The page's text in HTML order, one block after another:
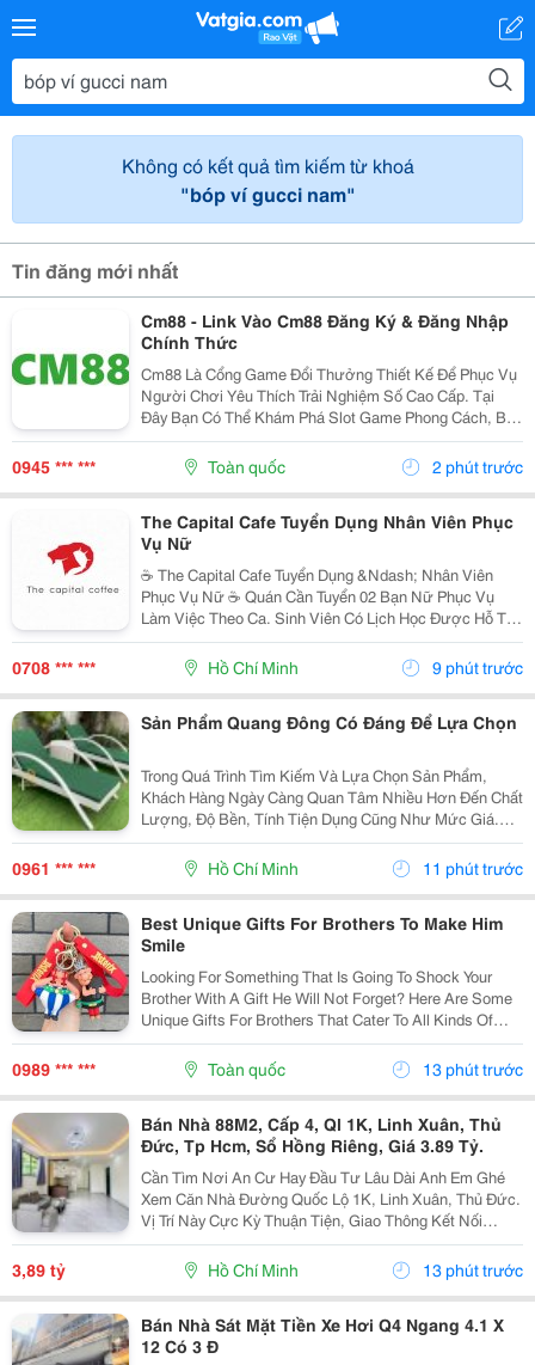
Không có kết quả tìm kiếm từ khoá
"bóp ví gucci nam"
Tin đăng mới nhất
Cm88 - Link Vào Cm88 Đăng Ký & Đăng Nhập
Chính Thức
Cm88 Là Cổng Game Đổi Thưởng Thiết Kế Để Phục Vụ
Người Chơi Yêu Thích Trải Nghiệm Số Cao Cấp. Tại
Đây Bạn Có Thể Khám Phá Slot Game Phong Cách, Bắn
Cá Sống Động, Thể Thao,... Và Nhiều Trò Đổi Thưởng
Khác. Giao Diện Thân Thiện, Tốc Độ Mượt Mà Trên...
0945 *** *** Toàn quốc 2 phút trước
The Capital Cafe Tuyển Dụng Nhân Viên Phục
Vụ Nữ
☕️ The Capital Cafe Tuyển Dụng &Ndash; Nhân Viên
Phục Vụ Nữ ☕️ Quán Cần Tuyển 02 Bạn Nữ Phục Vụ
Làm Việc Theo Ca. Sinh Viên Có Lịch Học Được Hỗ Trợ
Sắp Xếp Ca Linh Động. ✨ Yêu Cầu &Bull; Nữ, Tuổi Từ
18 &Ndash; 20 &Bull; Nhiệt Tình, Vui Vẻ, Hòa...
0708 *** *** Hồ Chí Minh 9 phút trước
Sản Phẩm Quang Đông Có Đáng Để Lựa Chọn
Trong Quá Trình Tìm Kiếm Và Lựa Chọn Sản Phẩm,
Khách Hàng Ngày Càng Quan Tâm Nhiều Hơn Đến Chất
Lượng, Độ Bền, Tính Tiện Dụng Cũng Như Mức Giá.
Thay Vì Chỉ Dựa Vào Quảng Cáo Hoặc Thông Tin Từ
Người Bán, Nhiều Người Có Xu Hướng Tìm Hiểu Thêm
Thông Tin...
0961 *** *** Hồ Chí Minh 11 phút trước
Best Unique Gifts For Brothers To Make Him
Smile
Looking For Something That Is Going To Shock Your
Brother With A Gift He Will Not Forget? Here Are Some
Unique Gifts For Brothers That Cater To All Kinds Of
Personalities And Interests. You Can Find Everything
From Fashionable Accessories And Fun...
0989 *** *** Toàn quốc 13 phút trước
Bán Nhà 88M2, Cấp 4, Ql 1K, Linh Xuân, Thủ
Đức, Tp Hcm, Sổ Hồng Riêng, Giá 3.89 Tỷ.
Cần Tìm Nơi An Cư Hay Đầu Tư Lâu Dài Anh Em Ghé
Xem Căn Nhà Đường Quốc Lộ 1K, Linh Xuân, Thủ Đức.
Vị Trí Này Cực Kỳ Thuận Tiện, Giao Thông Kết Nối
Nhanh Chóng, Cực Kỳ Phù Hợp Cho Khách Mua Để Giữ
Tài Sản Hoặc Cho Thuê Đều Rất Ổn Định. Thông Tin...
3,89 tỷ Hồ Chí Minh 13 phút trước
Bán Nhà Sát Mặt Tiền Xe Hơi Q4 Ngang 4.1 X
12 Có 3 Đ